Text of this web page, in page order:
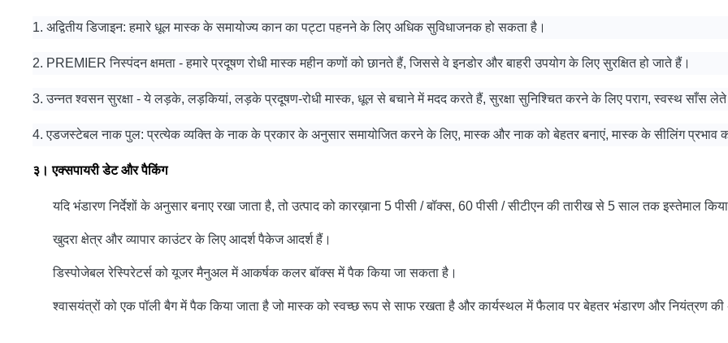
1. अद्वितीय डिजाइन: हमारे धूल मास्क के समायोज्य कान का पट्टा पहनने के लिए अधिक सुविधाजनक हो सकता है।
2. PREMIER निस्पंदन क्षमता - हमारे प्रदूषण रोधी मास्क महीन कणों को छानते हैं, जिससे वे इनडोर और बाहरी उपयोग के लिए सुरक्षित हो जाते हैं।
3. उन्नत श्वसन सुरक्षा - ये लड़के, लड़कियां, लड़के प्रदूषण-रोधी मास्क, धूल से बचाने में मदद करते हैं, सुरक्षा सुनिश्चित करने के लिए पराग, स्वस्थ साँस
4. एडजस्टेबल नाक पुल: प्रत्येक व्यक्ति के नाक के प्रकार के अनुसार समायोजित करने के लिए, मास्क और नाक को बेहतर बनाएं, मास्क के सीलिंग
३। एक्सपायरी डेट और पैकिंग
यदि भंडारण निर्देशों के अनुसार बनाए रखा जाता है, तो उत्पाद को कारख़ाना 5 पीसी / बॉक्स, 60 पीसी / सीटीएन की तारीख से 5 साल तक इस्तेमाल
खुदरा क्षेत्र और व्यापार काउंटर के लिए आदर्श पैकेज आदर्श हैं।
डिस्पोजेबल रेस्पिरेटर्स को यूजर मैनुअल में आकर्षक कलर बॉक्स में पैक किया जा सकता है।
श्वासयंत्रों को एक पॉली बैग में पैक किया जाता है जो मास्क को स्वच्छ रूप से साफ रखता है और कार्यस्थल में फैलाव पर बेहतर भंडारण और नियंत्रण की